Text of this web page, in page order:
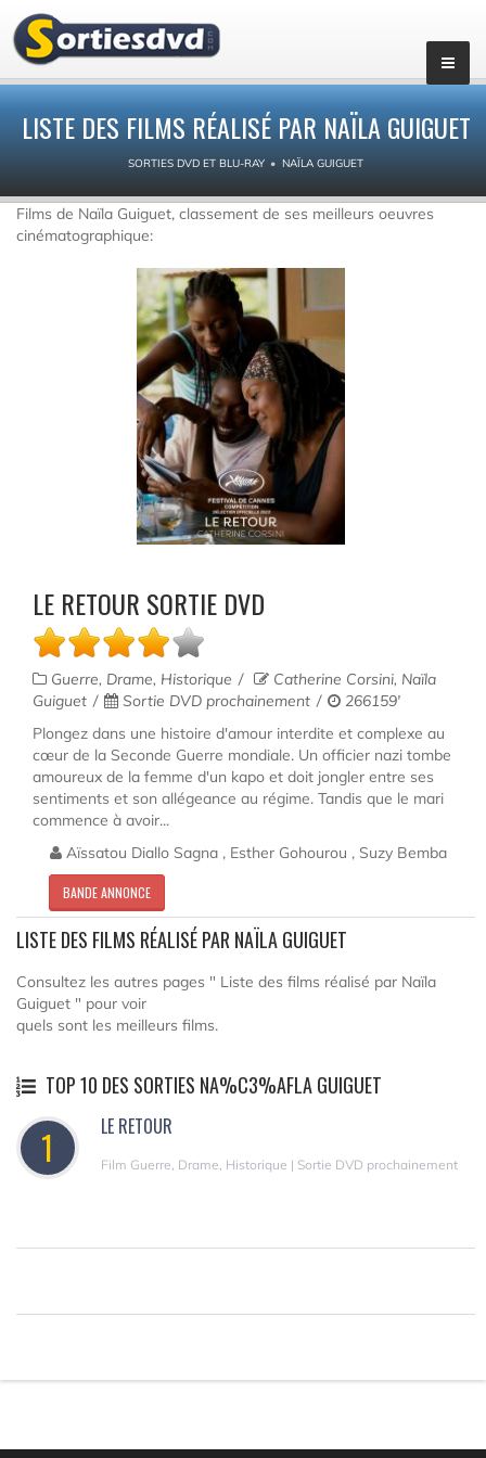
LISTE DES FILMS RÉALISÉ PAR NAÏLA GUIGUET
SORTIES DVD ET BLU-RAY NAÏLA GUIGUET
Films de Naïla Guiguet, classement de ses meilleurs oeuvres
cinématographique:
LE RETOUR SORTIE DVD
Guerre, Drame, Historique
Catherine Corsini, Naïla
Guiguet
Sortie DVD prochainement
266159'
Plongez dans une histoire d'amour interdite et complexe au
cœur de la Seconde Guerre mondiale. Un officier nazi tombe
amoureux de la femme d'un kapo et doit jongler entre ses
sentiments et son allégeance au régime. Tandis que le mari
commence à avoir...
Aïssatou Diallo Sagna , Esther Gohourou , Suzy Bemba
BANDE ANNONCE
LISTE DES FILMS RÉALISÉ PAR NAÏLA GUIGUET
Consultez les autres pages " Liste des films réalisé par Naïla
Guiguet " pour voir
quels sont les meilleurs films.
TOP 10 DES SORTIES NA%C3%AFLA GUIGUET
1 LE RETOUR
Film Guerre, Drame, Historique | Sortie DVD prochainement